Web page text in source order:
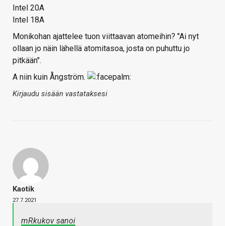
Intel 20A
Intel 18A
Monikohan ajattelee tuon viittaavan atomeihin? "Ai nyt
ollaan jo näin lähellä atomitasoa, josta on puhuttu jo
pitkään".
A niin kuin Ångström.
Kirjaudu sisään vastataksesi
Kaotik
27.7.2021
mRkukov sanoi